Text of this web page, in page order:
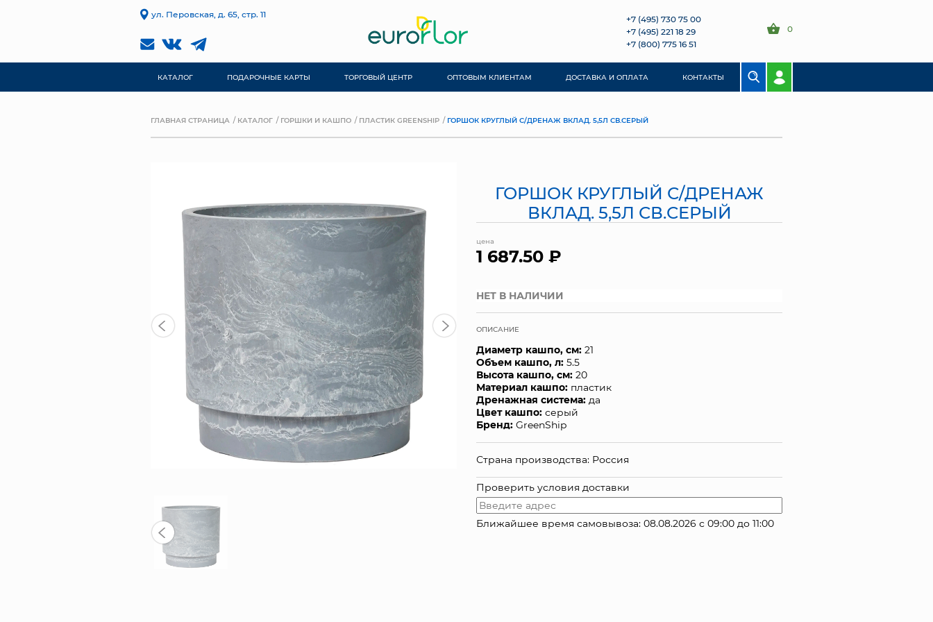
ул. Перовская, д. 65, стр. 11
+7 (495) 730 75 00
+7 (495) 221 18 29
+7 (800) 775 16 51
0
КАТАЛОГ ПОДАРОЧНЫЕ КАРТЫ ТОРГОВЫЙ ЦЕНТР ОПТОВЫМ КЛИЕНТАМ ДОСТАВКА И ОПЛАТА КОНТАКТЫ
ГЛАВНАЯ СТРАНИЦА КАТАЛОГ ГОРШКИ И КАШПО ПЛАСТИК GREENSHIP ГОРШОК КРУГЛЫЙ С/ДРЕНАЖ ВКЛАД. 5,5Л СВ.СЕРЫЙ
ГОРШОК КРУГЛЫЙ С/ДРЕНАЖ
ВКЛАД. 5,5Л СВ.СЕРЫЙ
цена
1 687.50 ₽
НЕТ В НАЛИЧИИ
ОПИСАНИЕ
Диаметр кашпо, см: 21
Объем кашпо, л: 5.5
Высота кашпо, см: 20
Материал кашпо: пластик
Дренажная система: да
Цвет кашпо: серый
Бренд: GreenShip
Страна производства: Россия
Проверить условия доставки
Ближайшее время самовывоза: 08.08.2026 с 09:00 до 11:00